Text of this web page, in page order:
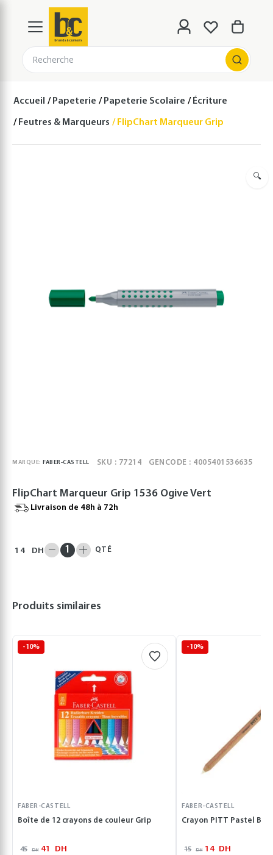
Recherche
Accueil Papeterie Papeterie Scolaire Écriture
Feutres & Marqueurs FlipChart Marqueur Grip 1536
🔍
MARQUE: FABER-CASTELL SKU : 77214 GENCODE : 4005401536635
FlipChart Marqueur Grip 1536 Ogive Vert
Livraison de 48h à 72h
14 DH QTÉ
Produits similaires
-10%
FABER-CASTELL
Boîte de 12 crayons de couleur Grip
45 DH 41 DH
-10%
FABER-CASTELL
Crayon PITT Pastel
15 DH 14 DH